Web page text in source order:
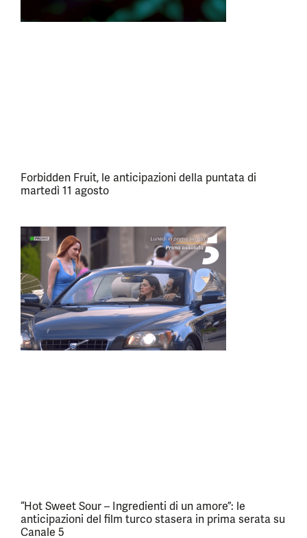
Forbidden Fruit, le anticipazioni della puntata di
martedì 11 agosto
“Hot Sweet Sour – Ingredienti di un amore”: le
anticipazioni del film turco stasera in prima serata su
Canale 5